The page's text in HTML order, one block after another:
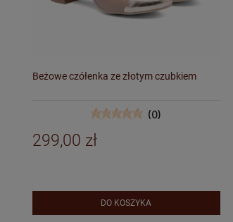
Beżowe czółenka ze złotym czubkiem
(0)
299,00 zł
DO KOSZYKA